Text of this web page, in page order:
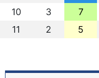
10
3 7
11
2 5